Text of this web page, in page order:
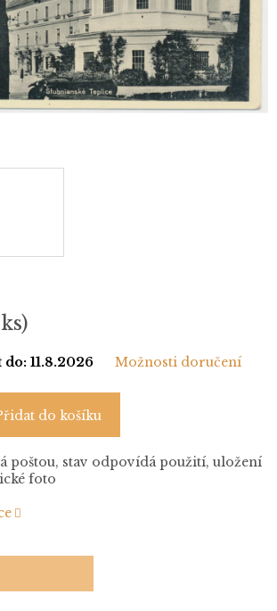
do: 11.8.2026 Možnosti doručení
do košíku
poštou, stav odpovídá použití, uložení
foto